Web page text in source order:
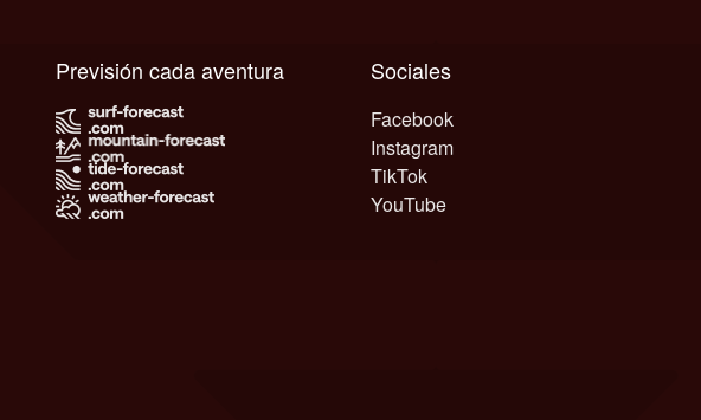
Sociales
Facebook
Instagram
TikTok
YouTube
Previsión cada aventura